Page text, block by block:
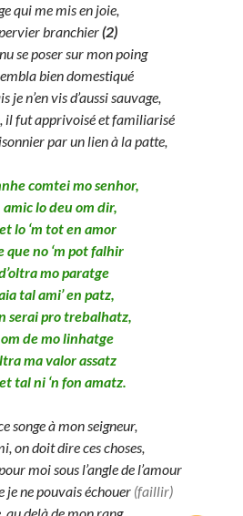
qui me mis en joie,
branchier(2)
se poser sur mon poing
bien domestiqué
je n’en vis d’aussi sauvage,
il fut apprivoisé et familiarisé
par un lien à la patte,
comtei mo senhor,
amic lo deu om dir,
lo ‘m tot en amor
que no ‘m pot falhir
mo paratge
tal ami’ en patz,
serai pro trebalhatz,
om de mo linhatge
ma valor assatz
tal ni ‘n fon amatz.
songe à mon seigneur,
on doit dire ces choses,
moi sous l’angle de l’amour
je ne pouvais échouer (faillir)